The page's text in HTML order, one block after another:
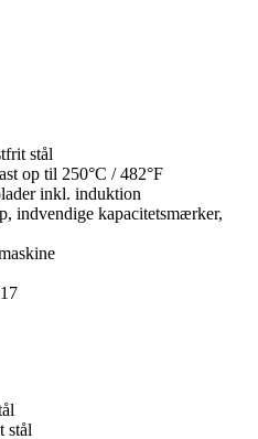
stål
op til 250°C / 482°F
inkl. induktion
indvendige kapacitetsmærker,